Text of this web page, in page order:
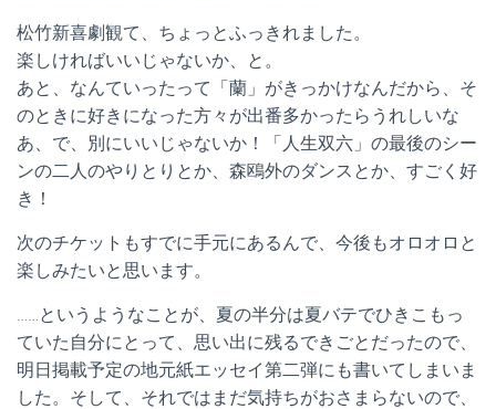
松竹新喜劇観て、ちょっとふっきれました。
楽しければいいじゃないか、と。
あと、なんていったって「蘭」がきっかけなんだから、そ
のときに好きになった方々が出番多かったらうれしいな
あ、で、別にいいじゃないか！「人生双六」の最後のシー
ンの二人のやりとりとか、森鴎外のダンスとか、すごく好
き！
次のチケットもすでに手元にあるんで、今後もオロオロと
楽しみたいと思います。
……というようなことが、夏の半分は夏バテでひきこもっ
ていた自分にとって、思い出に残るできごとだったので、
明日掲載予定の地元紙エッセイ第二弾にも書いてしまいま
した。そして、それではまだ気持ちがおさまらないので、